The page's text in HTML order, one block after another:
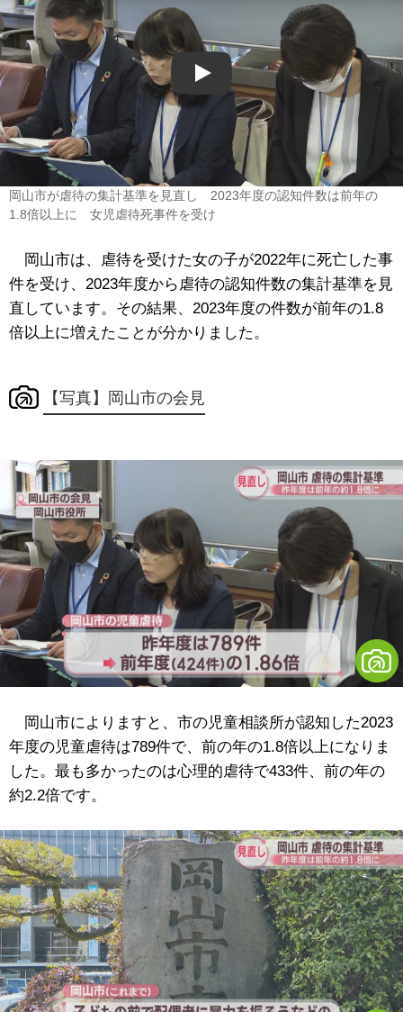
Play
岡山市が虐待の集計基準を見直し 2023年度の認知件数は前年の
1.8倍以上に 女児虐待死事件を受け
岡山市は、虐待を受けた女の子が2022年に死亡した事
件を受け、2023年度から虐待の認知件数の集計基準を見
直しています。その結果、2023年度の件数が前年の1.8
倍以上に増えたことが分かりました。
【写真】岡山市の会見
岡山市によりますと、市の児童相談所が認知した2023
年度の児童虐待は789件で、前の年の1.8倍以上になりま
した。最も多かったのは心理的虐待で433件、前の年の
約2.2倍です。